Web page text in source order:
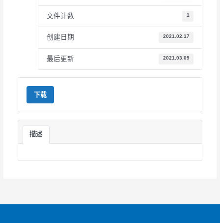
文件计数 1
创建日期 2021.02.17
最后更新 2021.03.09
下载
描述